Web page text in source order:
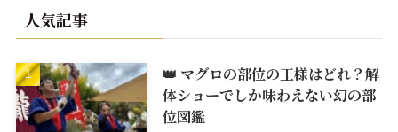
人気記事
👑 マグロの部位の王様はどれ？解
体ショーでしか味わえない幻の部
位図鑑